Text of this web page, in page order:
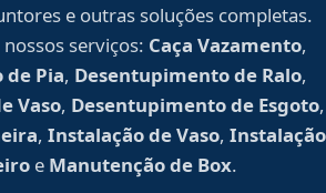
e outras soluções completas.
serviços: Caça Vazamento,
Pia, Desentupimento de Ralo,
Vaso, Desentupimento de Esgoto,
, Instalação de Vaso, Instalação
e Manutenção de Box.